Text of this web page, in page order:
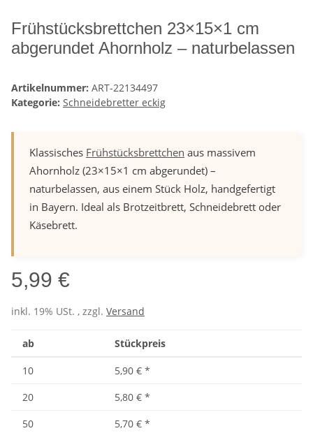
Frühstücksbrettchen 23×15×1 cm
abgerundet Ahornholz – naturbelassen
Artikelnummer: ART-22134497
Kategorie: Schneidebretter eckig
Klassisches Frühstücksbrettchen aus massivem
Ahornholz (23×15×1 cm abgerundet) –
naturbelassen, aus einem Stück Holz, handgefertigt
in Bayern. Ideal als Brotzeitbrett, Schneidebrett oder
Käsebrett.
5,99 €
inkl. 19% USt. , zzgl. Versand
ab Stückpreis
10 5,90 € *
20
5,80 € *
50
5,70 € *